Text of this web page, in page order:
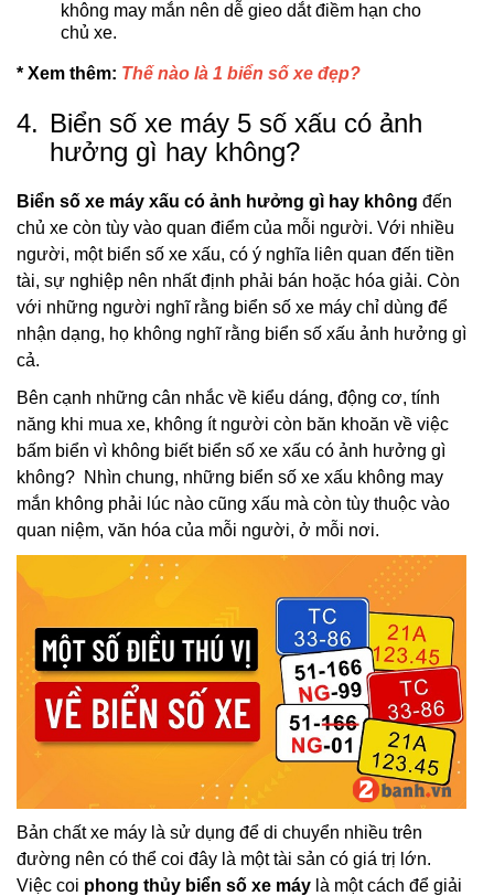
không may mắn nên dễ gieo dắt điềm hạn cho
chủ xe.
* Xem thêm: Thế nào là 1 biển số xe đẹp?
4. Biển số xe máy 5 số xấu có ảnh
hưởng gì hay không?
Biển số xe máy xấu có ảnh hưởng gì hay không đến
chủ xe còn tùy vào quan điểm của mỗi người. Với nhiều
người, một biển số xe xấu, có ý nghĩa liên quan đến tiền
tài, sự nghiệp nên nhất định phải bán hoặc hóa giải. Còn
với những người nghĩ rằng biển số xe máy chỉ dùng để
nhận dạng, họ không nghĩ rằng biển số xấu ảnh hưởng gì
cả.
Bên cạnh những cân nhắc về kiểu dáng, động cơ, tính
năng khi mua xe, không ít người còn băn khoăn về việc
bấm biển vì không biết biển số xe xấu có ảnh hưởng gì
không? Nhìn chung, những biển số xe xấu không may
mắn không phải lúc nào cũng xấu mà còn tùy thuộc vào
quan niệm, văn hóa của mỗi người, ở mỗi nơi.
Bản chất xe máy là sử dụng để di chuyển nhiều trên
đường nên có thể coi đây là một tài sản có giá trị lớn.
Việc coi phong thủy biển số xe máy là một cách để giải